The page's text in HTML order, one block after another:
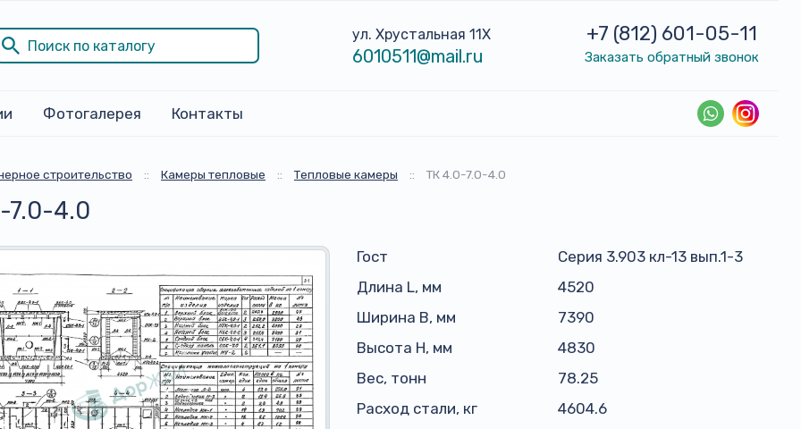
ул. Хрустальная 11Х
6010511@mail.ru
+7 (812) 601-05-11
Заказать обратный звонок
Фотогалерея Контакты
строительство :: Камеры тепловые :: Тепловые камеры :: ТК 4.0-7.0-4.0
7.0-4.0
Гост
Серия 3.903 кл-13 вып.1-3
Длина L, мм
4520
Ширина B, мм
7390
Высота H, мм
4830
Вес, тонн
78.25
Расход стали, кг
4604.6